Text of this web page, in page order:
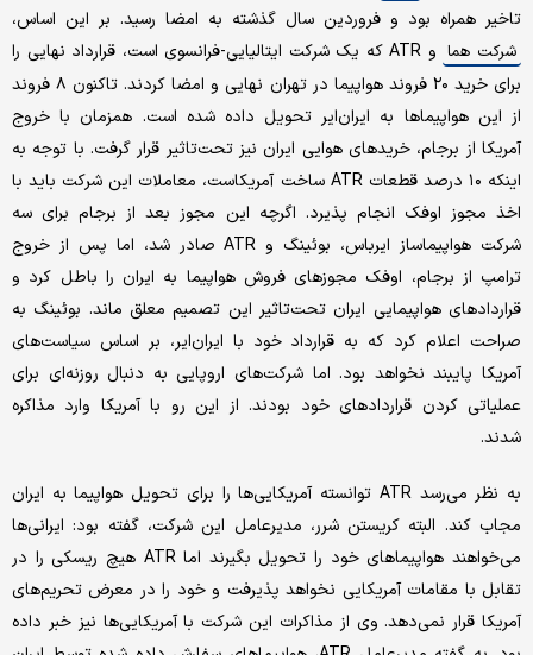
تاخیر همراه بود و فروردین سال گذشته به امضا رسید. بر این اساس،
شرکت هما
و ‌ATR که یک شرکت ایتالیایی-فرانسوی است، قرارداد نهایی را
برای خرید ۲۰ فروند هواپیما در تهران نهایی و امضا کردند. تاکنون ۸ فروند
از این هواپیماها به ایران‌ایر تحویل داده شده است. همزمان با خروج
آمریکا از برجام، خریدهای هوایی ایران نیز تحت‌تاثیر قرار گرفت. با توجه به
اینکه ۱۰ درصد قطعات ATR ساخت آمریکاست، معاملات این شرکت باید با
اخذ مجوز اوفک انجام پذیرد. اگرچه این مجوز بعد از برجام برای سه
شرکت هواپیماساز ایرباس، بوئینگ و ATR صادر شد، اما پس از خروج
ترامپ از برجام، اوفک مجوزهای فروش هواپیما به ایران را باطل کرد و
قراردادهای هواپیمایی ایران تحت‌تاثیر این تصمیم معلق ماند. بوئینگ به
صراحت اعلام کرد که به قرارداد خود با ایران‌ایر، بر اساس سیاست‌های
آمریکا پایبند نخواهد بود. اما شرکت‌های اروپایی به دنبال روزنه‌ای برای
عملیاتی کردن قراردادهای خود بودند. از این رو با آمریکا وارد مذاکره
شدند.
به نظر می‌رسد ATR توانسته آمریکایی‌ها را برای تحویل هواپیما به ایران
مجاب کند. البته کریستن شرر، مدیرعامل این شرکت، گفته بود: ایرانی‌ها
می‌خواهند هواپیماهای خود را تحویل بگیرند اما ATR هیچ ریسکی را در
تقابل با مقامات آمریکایی نخواهد پذیرفت و خود را در معرض تحریم‌های
آمریکا قرار نمی‌دهد. وی از مذاکرات این شرکت با آمریکایی‌ها نیز خبر داده